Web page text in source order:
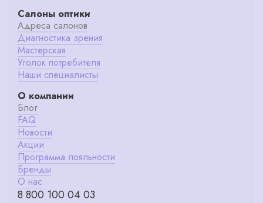
Салоны оптики
Адреса салонов
Диагностика зрения
Мастерская
Уголок потребителя
Наши специалисты
О компании
Блог
FAQ
Новости
Акции
Программа лояльности
Бренды
О нас
8 800 100 04 03